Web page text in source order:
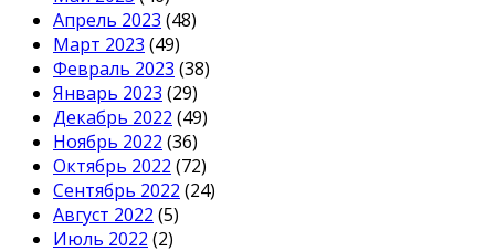
Апрель 2023 (48)
Март 2023 (49)
Февраль 2023 (38)
Январь 2023 (29)
Декабрь 2022 (49)
Ноябрь 2022 (36)
Октябрь 2022 (72)
Сентябрь 2022 (24)
Август 2022 (5)
Июль 2022 (2)